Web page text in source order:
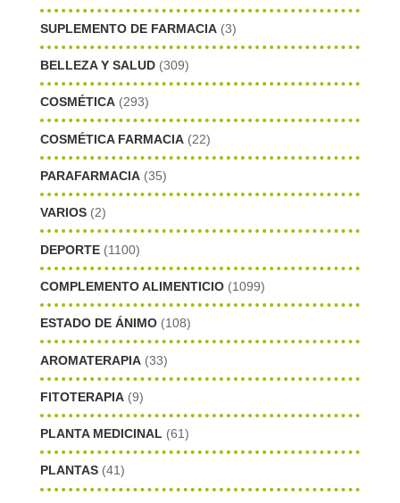
SUPLEMENTO DE FARMACIA (3)
BELLEZA Y SALUD (309)
COSMÉTICA (293)
COSMÉTICA FARMACIA (22)
PARAFARMACIA (35)
VARIOS (2)
DEPORTE (1100)
COMPLEMENTO ALIMENTICIO (1099)
ESTADO DE ÁNIMO (108)
AROMATERAPIA (33)
FITOTERAPIA (9)
PLANTA MEDICINAL (61)
PLANTAS (41)